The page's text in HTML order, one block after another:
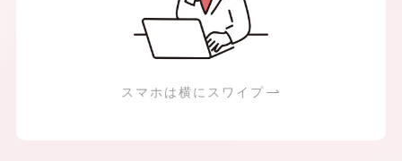
スマホは横にスワイプ